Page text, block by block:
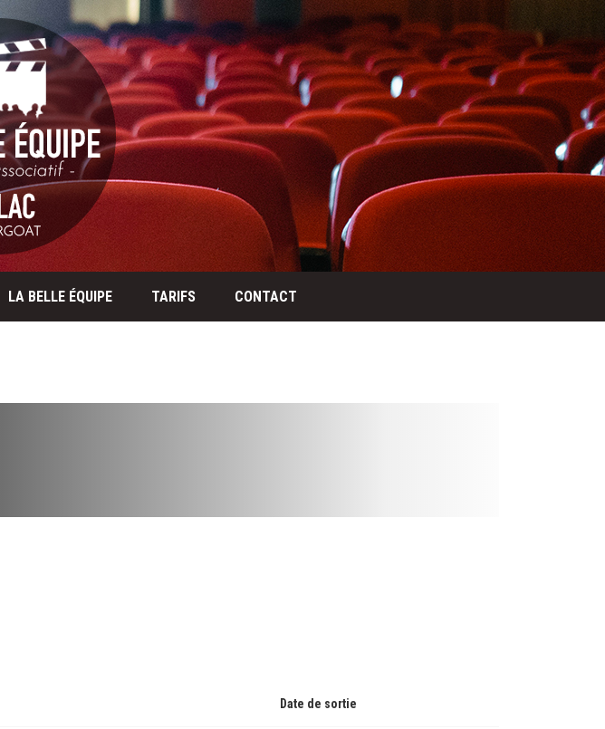
LA BELLE ÉQUIPE TARIFS CONTACT
Date de sortie